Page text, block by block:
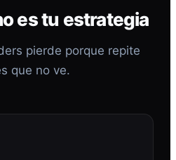
es tu estrategia
pierde porque repite
que no ve.